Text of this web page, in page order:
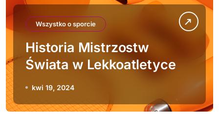
Wszystko o sporcie
Historia Mistrzostw
Świata w Lekkoatletyce
kwi 19, 2024